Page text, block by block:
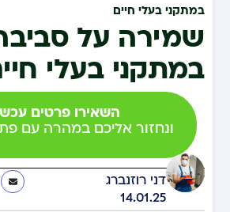
במתקני בעלי חיים
שמירה על
במתקני בעלי
השאירו פרטים
ונחזור אליכם במהרה עם
דני רוזנברג
14.01.25